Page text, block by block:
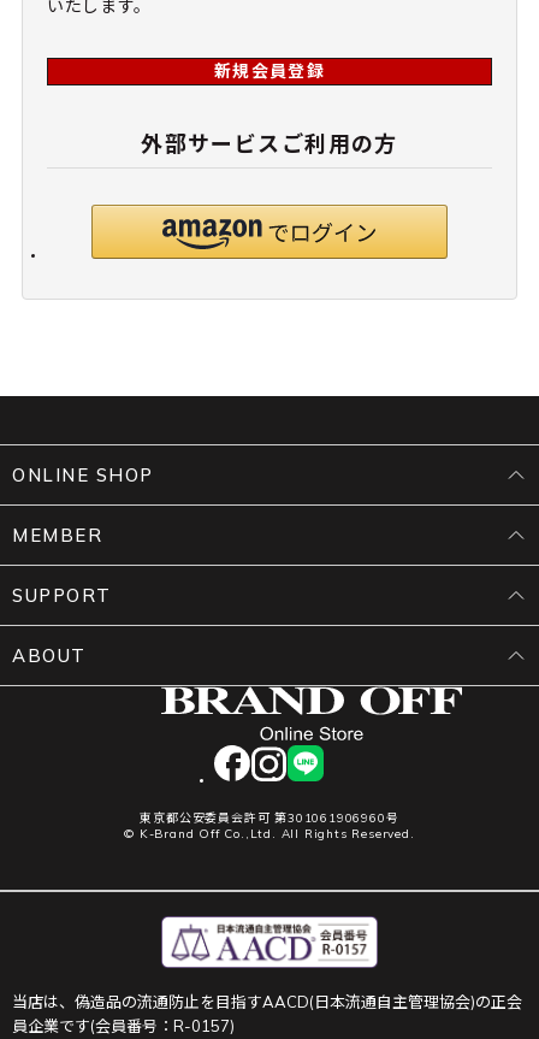
いたします。
新規会員登録
外部サービスご利用の方
facebookinstagram
LINE
東京都公安委員会許可 第301061906960号
© K-Brand Off Co.,Ltd. All Rights Reserved.
ONLINE SHOP
MEMBER
SUPPORT
ABOUT
当店は、偽造品の流通防止を目指すAACD(日本流通自主管理協会)の正会
員企業です(会員番号：R-0157)